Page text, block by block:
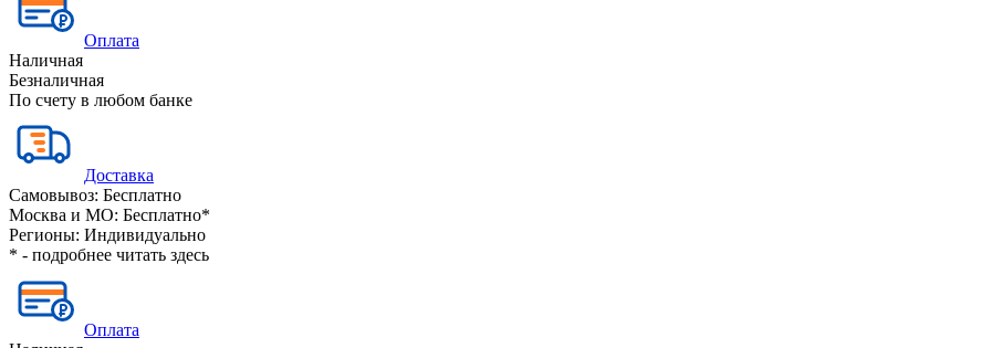
Оплата
Наличная
Безналичная
По счету в любом банке
Доставка
Самовывоз: Бесплатно
Москва и МО: Бесплатно*
Регионы: Индивидуально
* - подробнее читать здесь
Оплата